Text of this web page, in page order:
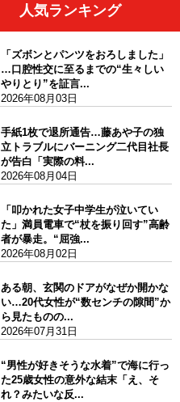
人気ランキング
「ズボンとパンツをおろしました」
…口腔性交に至るまでの“生々しい
やりとり”を証言...
2026年08月03日
手紙1枚で退所通告…藤あや子の独
立トラブルにバーニング二代目社長
が告白「実際の料...
2026年08月04日
「叩かれた女子中学生が泣いてい
た」満員電車で“杖を振り回す”高齢
者が暴走。“屈強...
2026年08月02日
ある朝、玄関のドアがなぜか開かな
い…20代女性が“数センチの隙間”か
ら見たものの...
2026年07月31日
“男性が好きそうな水着”で海に行っ
た25歳女性の意外な結末「え、そ
れ？みたいな反...